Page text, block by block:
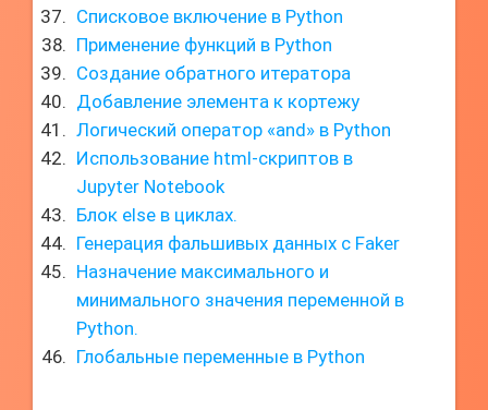
Списковое включение в Python
Применение функций в Python
Создание обратного итератора
Добавление элемента к кортежу
Логический оператор «and» в Python
Использование html-скриптов в
Jupyter Notebook
Блок else в циклах.
Генерация фальшивых данных с Faker
Назначение максимального и
минимального значения переменной в
Python.
Глобальные переменные в Python